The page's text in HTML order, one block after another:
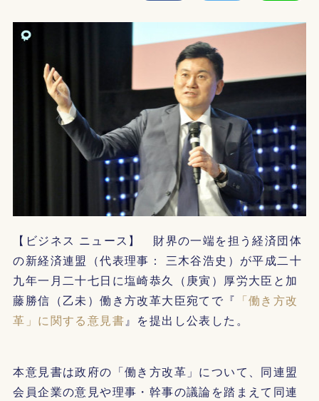
【ビジネス ニュース】 財界の一端を担う経済団体
の新経済連盟（代表理事： 三木谷浩史）が平成二十
九年一月二十七日に塩崎恭久（庚寅）厚労大臣と加
藤勝信（乙未）働き方改革大臣宛てで『 「働き方改
革」に関する意見書』を提出し公表した。
本意見書は政府の「働き方改革」について、同連盟
会員企業の意見や理事・幹事の議論を踏まえて同連